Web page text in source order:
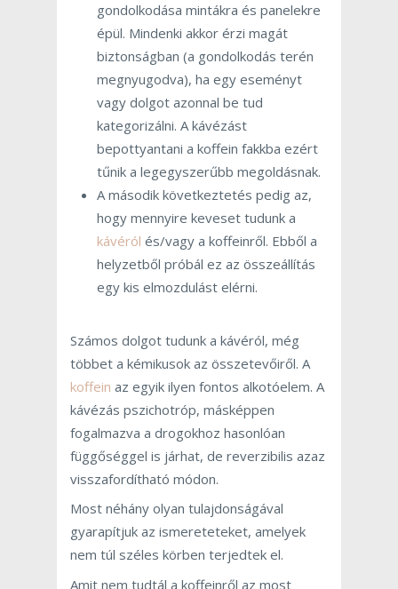
gondolkodása mintákra és panelekre
épül. Mindenki akkor érzi magát
biztonságban (a gondolkodás terén
megnyugodva), ha egy eseményt
vagy dolgot azonnal be tud
kategorizálni. A kávézást
bepottyantani a koffein fakkba ezért
tűnik a legegyszerűbb megoldásnak.
A második következtetés pedig az,
hogy mennyire keveset tudunk a
kávéról és/vagy a koffeinről. Ebből a
helyzetből próbál ez az összeállítás
egy kis elmozdulást elérni.
Számos dolgot tudunk a kávéról, még
többet a kémikusok az összetevőiről. A
koffein az egyik ilyen fontos alkotóelem. A
kávézás pszichotróp, másképpen
fogalmazva a drogokhoz hasonlóan
függőséggel is járhat, de reverzibilis azaz
visszafordítható módon.
Most néhány olyan tulajdonságával
gyarapítjuk az ismereteteket, amelyek
nem túl széles körben terjedtek el.
Amit nem tudtál a koffeinről az most